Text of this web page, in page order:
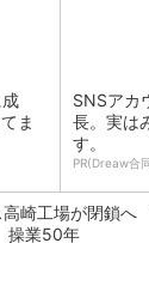
ま
SNSアカ
長。実は
す。
PR(Dreaw合
高崎工場が閉鎖へ
操業50年